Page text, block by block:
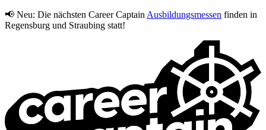
📢 Neu: Die nächsten Career Captain Ausbildungsmessen finden in
Regensburg und Straubing statt!